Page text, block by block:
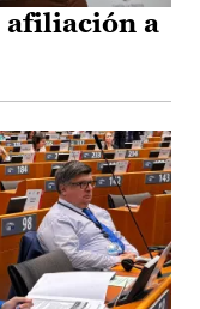
afiliación a